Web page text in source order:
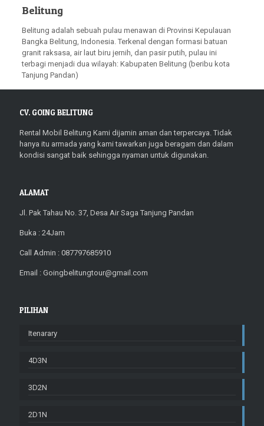
Belitung
Belitung adalah sebuah pulau menawan di Provinsi Kepulauan
Bangka Belitung, Indonesia. Terkenal dengan formasi batuan
granit raksasa, air laut biru jernih, dan pasir putih, pulau ini
terbagi menjadi dua wilayah: Kabupaten Belitung (beribu kota
Tanjung Pandan)
CV. GOING BELITUNG
Rental Mobil Belitung Kami dijamin aman dan terpercaya. Tidak
hanya itu armada yang kami tawarkan juga beragam dan dalam
kondisi sangat baik sehingga nyaman untuk digunakan.
ALAMAT
Jl. Pak Tahau No. 37, Desa Air Saga Tanjung Pandan
Buka : 24Jam
Call Admin : 087797685910
Email : Goingbelitungtour@gmail.com
PILIHAN
Itenarary
4D3N
3D2N
2D1N